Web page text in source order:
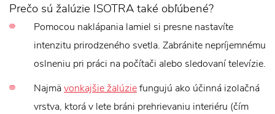
Prečo sú žalúzie ISOTRA také obľúbené?
Pomocou naklápania lamiel si presne nastavíte
intenzitu prirodzeného svetla. Zabránite nepríjemnému
oslneniu pri práci na počítači alebo sledovaní televízie.
Najmävonkajšie žalúziefungujú ako účinná izolačná
vrstva, ktorá v lete bráni prehrievaniu interiéru (čím